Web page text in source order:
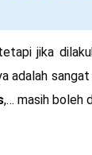
jika
,… masih boleh